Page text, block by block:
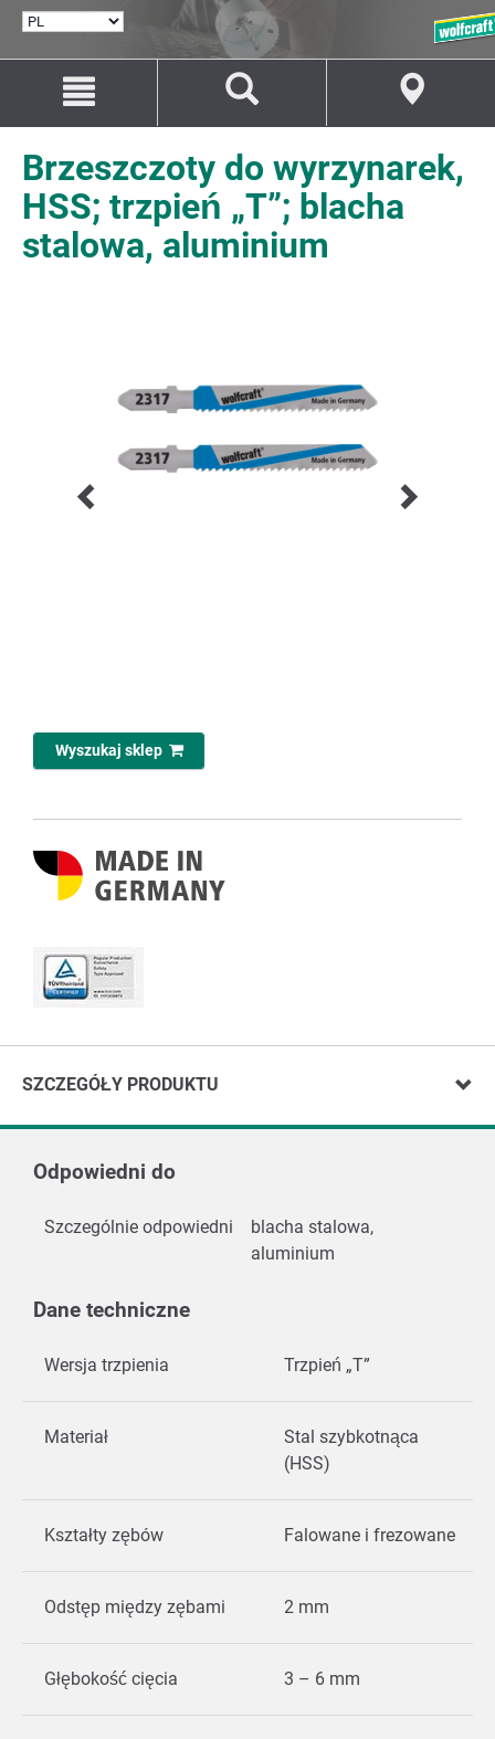
treści
Przejście
nawigacji
Brzeszczoty do wyrzynarek,
HSS; trzpień „T”; blacha
stalowa, aluminium
Wyszukaj sklep
SZCZEGÓŁY PRODUKTU
Odpowiedni do
Szczególnie odpowiedni
blacha stalowa,
aluminium
Dane techniczne
Wersja trzpienia Trzpień „T”
Materiał
Stal szybkotnąca
(HSS)
Kształty zębów Falowane i frezowane
Odstęp między zębami 2 mm
Głębokość cięcia 3 – 6 mm